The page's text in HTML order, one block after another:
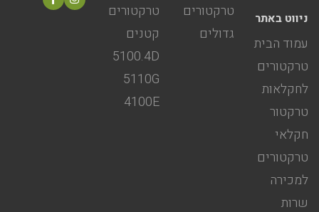
ניווט באתר
עמוד הבית
טרקטורים
לחקלאות
טרקטור
חקלאי
טרקטורים
למכירה
שרות
טרקטורים
גדולים
טרקטורים
קטנים
5100.4D
5110G
4100E